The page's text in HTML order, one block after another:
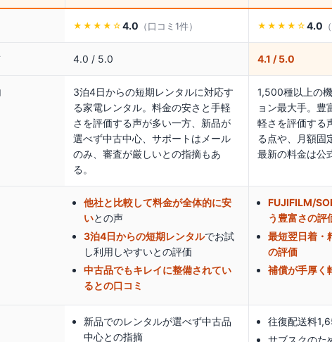
★★★★ ☆ 4.0 （口コミ 1件） ★★★★ ☆ 4.0
4.0 / 5.0 4.1 / 5.0
3泊4日からの短期レンタルに対応す
る家電レンタル。料金の安さと手軽
さを評価する声が多い一方、新品が
選べず中古中心、サポートはメール
のみ、審査が厳しいとの指摘もあ
る。
1,500種以上の
ョン最大手。豊
軽さを評価する
る点や、月額固
最新の料金は公
他社と比較して料金が全体的に安
いとの声
3泊4日からの短期レンタルでお試
し利用しやすいとの評価
中古品でもキレイに整備されてい
るとの口コミ
FUJIFILM/
う豊富さの評
最短翌日着・
の評価
補償が手厚く
新品でのレンタルが選べず中古品
中心との指摘
往復配送料
サブスクのた